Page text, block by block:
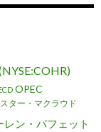
OPEC
ター・マクラウド
レン・バフェット